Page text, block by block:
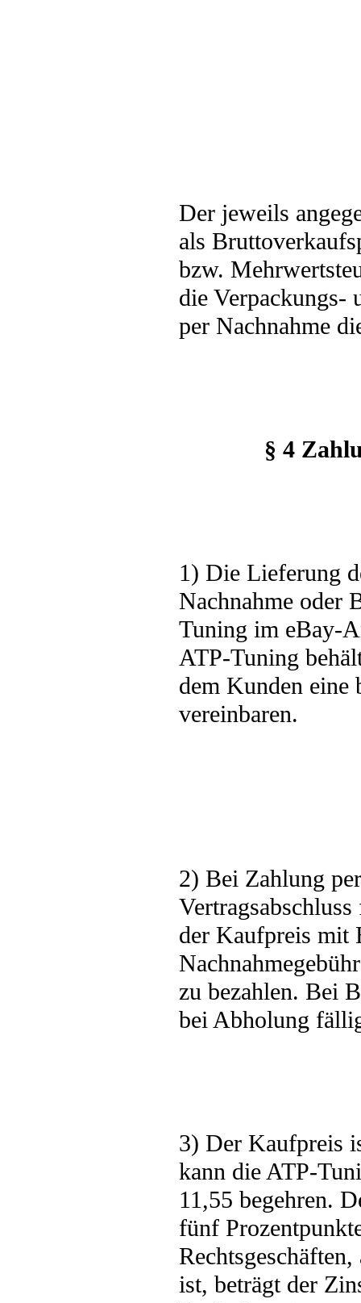
Der jeweils
als
bzw.
die Verpackungs-
per Nachnahme
§ 4
1) Die Lieferung
Nachnahme oder
Tuning im eBay-
ATP-Tuning
dem Kunden eine
vereinbaren.
2) Bei Zahlung
der Kaufpreis mit
zu bezahlen. Bei
bei Abholung
3) Der Kaufpreis
kann die ATP-
11,55 begehren.
fünf
ist, beträgt der